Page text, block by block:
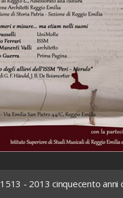
1513 - 2013 cinquecento anni